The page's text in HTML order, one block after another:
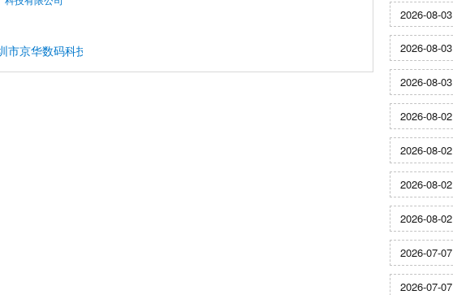
市京华数码科技有限公司
2026-08-03
2026-08-03
2026-08-03
2026-08-02
2026-08-02
2026-08-02
2026-08-02
2026-07-07
2026-07-07